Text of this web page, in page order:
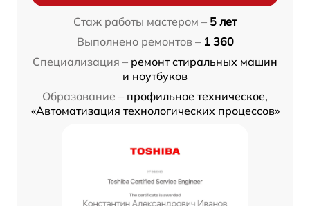
Стаж работы мастером – 5 лет
Выполнено ремонтов – 1 360
Специализация – ремонт стиральных машин
и ноутбуков
Образование – профильное техническое,
«Автоматизация технологических процессов»